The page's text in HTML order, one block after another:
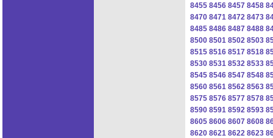
8455 8456 8457 8458
8470 8471 8472 8473
8485 8486 8487 8488
8500 8501 8502 8503
8515 8516 8517 8518
8530 8531 8532 8533
8545 8546 8547 8548
8560 8561 8562 8563
8575 8576 8577 8578
8590 8591 8592 8593
8605 8606 8607 8608
8620 8621 8622 8623